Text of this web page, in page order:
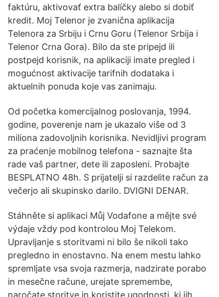
faktúru, aktivovať extra balíčky alebo si dobiť
kredit. Moj Telenor je zvanična aplikacija
Telenora za Srbiju i Crnu Goru (Telenor Srbija i
Telenor Crna Gora). Bilo da ste pripejd ili
postpejd korisnik, na aplikaciji imate pregled i
mogućnost aktivacije tarifnih dodataka i
aktuelnih ponuda koje vas zanimaju.
Od početka komercijalnog poslovanja, 1994.
godine, poverenje nam je ukazalo više od 3
miliona zadovoljnih korisnika. Nevidljivi program
za praćenje mobilnog telefona - saznajte šta
rade vaš partner, dete ili zaposleni. Probajte
BESPLATNO 48h. S prijatelji si razdelite račun za
večerjo ali skupinsko darilo. DVIGNI DENAR.
Stáhněte si aplikaci Můj Vodafone a mějte své
výdaje vždy pod kontrolou Moj Telekom.
Upravljanje s storitvami ni bilo še nikoli tako
pregledno in enostavno. Na enem mestu lahko
spremljate vsa svoja razmerja, nadzirate porabo
in mesečne račune, urejate spremembe,
naročate storitve in koristite ugodnosti, ki jih